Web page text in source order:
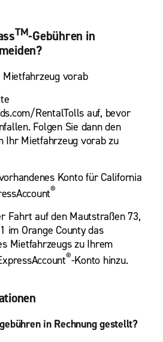
TM-Gebühren in
Mietfahrzeug vorab
RentalTolls auf, bevor
Folgen Sie dann den
Ihr Mietfahrzeug vorab zu
Konto für California
®
Fahrt auf den Mautstraßen 73,
im Orange County das
Mietfahrzeugs zu Ihrem
®-Konto hinzu.
in Rechnung gestellt?